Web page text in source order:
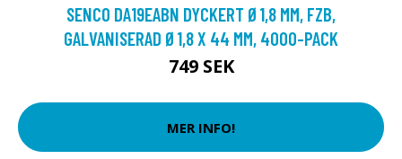
SENCO DA19EABN DYCKERT Ø1,8 MM, FZB,
GALVANISERAD Ø1,8 X 44 MM, 4000-PACK
749 SEK
MER INFO!